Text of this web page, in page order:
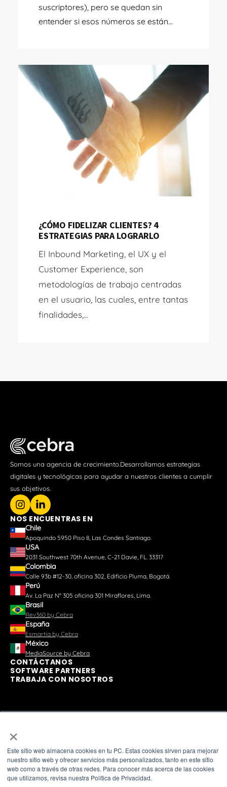
×
Este sitio web almacena cookies en tu PC. Estas cookies sirven para mejorar
nuestro sitio web y ofrecer servicios más personalizados, tanto en este sitio
web como a través de otras redes. Para conocer más acerca de las cookies
que utilizamos, revisa nuestra Política de Privacidad.
suscriptores), pero se quedan sin
entender si esos números se están...
¿CÓMO FIDELIZAR CLIENTES? 4
ESTRATEGIAS PARA LOGRARLO
El Inbound Marketing, el UX y el
Customer Experience, son
metodologías de trabajo centradas
en el usuario, las cuales, entre tantas
finalidades,...
Somos una agencia de crecimiento.Desarrollamos estrategias
digitales y tecnológicas para ayudar a nuestros clientes a cumplir
sus objetivos.
NOS ENCUENTRAS EN
Chile
Apoquindo 5950 Piso 8, Las Condes Santiago.
USA
2031 Southwest 70th Avenue, C-21 Davie, FL. 33317
Colombia
Calle 93b #12-30, oficina 302, Edificio Pluma, Bogotá.
Perú
Av. La Paz N° 305 oficina 301 Miraflores, Lima.
Brasil
Rev360 by Cebra
España
Esmartia by Cebra
México
MediaSource by Cebra
CONTÁCTANOS
SOFTWARE PARTNERS
TRABAJA CON NOSOTROS
ASOCIACIONES